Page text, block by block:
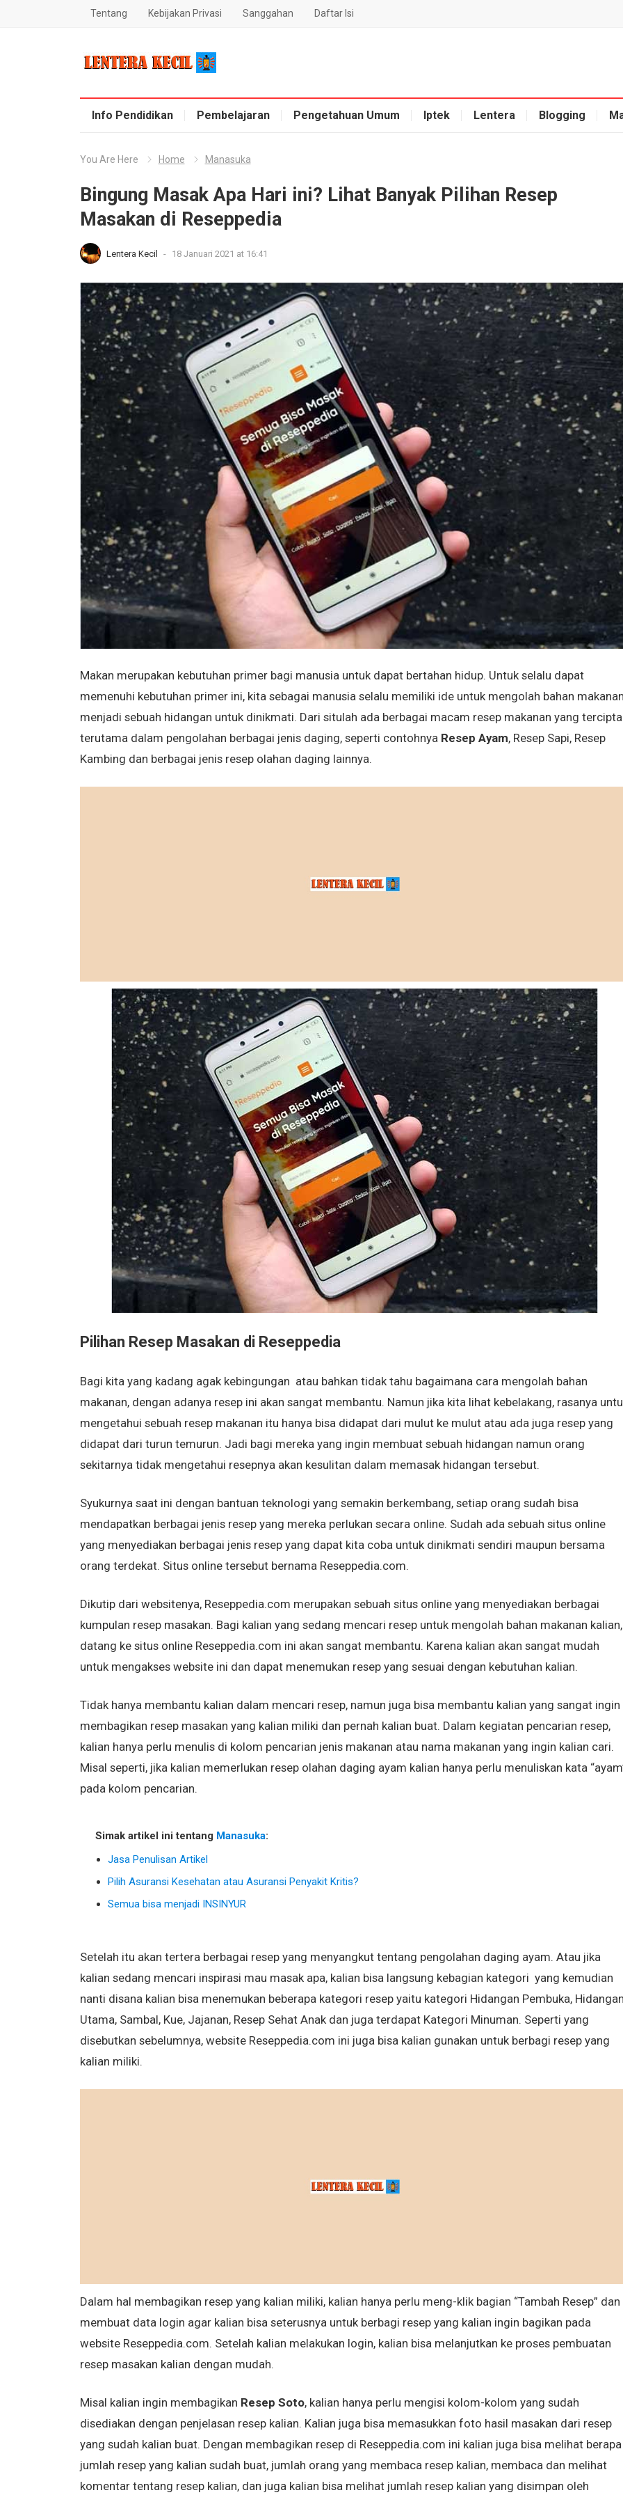
Tentang Kebijakan Privasi Sanggahan Daftar Isi
Blog Lentera Kecil
Info Pendidikan
Pembelajaran Pengetahuan Umum Iptek Lentera Blogging
You Are Here Home Manasuka
Bingung Masak Apa Hari ini? Lihat Banyak Pilihan Resep
Masakan di Reseppedia
Lentera Kecil - 18 Januari 2021 at 16:41
Makan merupakan kebutuhan primer bagi manusia untuk dapat bertahan hidup. Untuk selalu dapat
memenuhi kebutuhan primer ini, kita sebagai manusia selalu memiliki ide untuk mengolah bahan
menjadi sebuah hidangan untuk dinikmati. Dari situlah ada berbagai macam resep makanan yang tercipta
terutama dalam pengolahan berbagai jenis daging, seperti contohnya Resep Ayam, Resep Sapi, Resep
Kambing dan berbagai jenis resep olahan daging lainnya.
Pilihan Resep Masakan di Reseppedia
Bagi kita yang kadang agak kebingungan atau bahkan tidak tahu bagaimana cara mengolah bahan
makanan, dengan adanya resep ini akan sangat membantu. Namun jika kita lihat kebelakang, rasanya
mengetahui sebuah resep makanan itu hanya bisa didapat dari mulut ke mulut atau ada juga resep yang
didapat dari turun temurun. Jadi bagi mereka yang ingin membuat sebuah hidangan namun orang
sekitarnya tidak mengetahui resepnya akan kesulitan dalam memasak hidangan tersebut.
Syukurnya saat ini dengan bantuan teknologi yang semakin berkembang, setiap orang sudah bisa
mendapatkan berbagai jenis resep yang mereka perlukan secara online. Sudah ada sebuah situs online
yang menyediakan berbagai jenis resep yang dapat kita coba untuk dinikmati sendiri maupun bersama
orang terdekat. Situs online tersebut bernama Reseppedia.com.
Dikutip dari websitenya, Reseppedia.com merupakan sebuah situs online yang menyediakan berbagai
kumpulan resep masakan. Bagi kalian yang sedang mencari resep untuk mengolah bahan makanan kalian,
datang ke situs online Reseppedia.com ini akan sangat membantu. Karena kalian akan sangat mudah
untuk mengakses website ini dan dapat menemukan resep yang sesuai dengan kebutuhan kalian.
Tidak hanya membantu kalian dalam mencari resep, namun juga bisa membantu kalian yang sangat ingin
membagikan resep masakan yang kalian miliki dan pernah kalian buat. Dalam kegiatan pencarian resep,
kalian hanya perlu menulis di kolom pencarian jenis makanan atau nama makanan yang ingin kalian cari.
Misal seperti, jika kalian memerlukan resep olahan daging ayam kalian hanya perlu menuliskan kata
pada kolom pencarian.
Simak artikel ini tentang Manasuka:
Jasa Penulisan Artikel
Pilih Asuransi Kesehatan atau Asuransi Penyakit Kritis?
Semua bisa menjadi INSINYUR
Setelah itu akan tertera berbagai resep yang menyangkut tentang pengolahan daging ayam. Atau jika
kalian sedang mencari inspirasi mau masak apa, kalian bisa langsung kebagian kategori yang kemudian
nanti disana kalian bisa menemukan beberapa kategori resep yaitu kategori Hidangan Pembuka,
Utama, Sambal, Kue, Jajanan, Resep Sehat Anak dan juga terdapat Kategori Minuman. Seperti yang
disebutkan sebelumnya, website Reseppedia.com ini juga bisa kalian gunakan untuk berbagi resep yang
kalian miliki.
Dalam hal membagikan resep yang kalian miliki, kalian hanya perlu meng-klik bagian “Tambah Resep” dan
membuat data login agar kalian bisa seterusnya untuk berbagi resep yang kalian ingin bagikan pada
website Reseppedia.com. Setelah kalian melakukan login, kalian bisa melanjutkan ke proses pembuatan
resep masakan kalian dengan mudah.
Misal kalian ingin membagikan Resep Soto, kalian hanya perlu mengisi kolom-kolom yang sudah
disediakan dengan penjelasan resep kalian. Kalian juga bisa memasukkan foto hasil masakan dari resep
yang sudah kalian buat. Dengan membagikan resep di Reseppedia.com ini kalian juga bisa melihat berapa
jumlah resep yang kalian sudah buat, jumlah orang yang membaca resep kalian, membaca dan melihat
komentar tentang resep kalian, dan juga kalian bisa melihat jumlah resep kalian yang disimpan oleh